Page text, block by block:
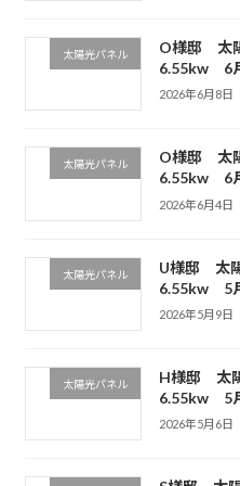
太陽光パネル
O様邸 太
6.55kw 6
2026年6月8日
太陽光パネル
O様邸 太
6.55kw 6
2026年6月4日
太陽光パネル
U様邸 太
6.55kw 5
2026年5月9日
太陽光パネル
H様邸 太
6.55kw 5
2026年5月6日